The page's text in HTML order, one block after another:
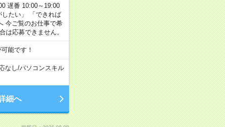
遅番 10:00～19:00
たい」 「できれば
今ご覧のお仕事で希
は応募できません。
能です！
なし/パソコンスキル
細へ